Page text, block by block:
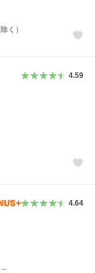
く）
4.59
4.64